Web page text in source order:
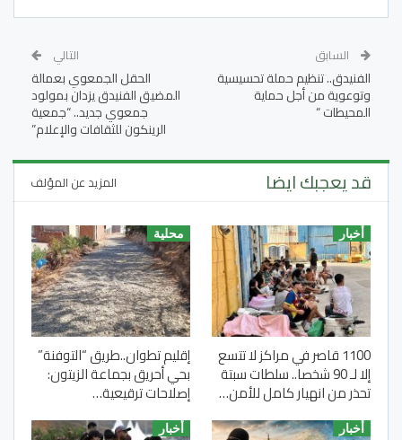
السابق
الفنيدق.. تنظيم حملة تحسيسية
وتوعوية من أجل حماية
المحيطات “
التالي
الحقل الجمعوي بعمالة
المضيق الفنيدق يزدان بمولود
جمعوي جديد.. “جمعية
الرينكون للثقافات والإعلام”
قد يعجبك ايضا المزيد عن المؤلف
أخبار
1100 قاصر في مراكز لا تتسع
إلا لـ 90 شخصا.. سلطات سبتة
تحذر من انهيار كامل للأمن…
محلية
إقليم تطوان..طريق “التوفنة”
بحي أحريق بجماعة الزيتون:
إصلاحات ترقيعية…
أخبار أخبار